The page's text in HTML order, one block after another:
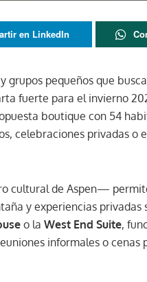
en LinkedIn
pequeños que
fuerte para el invierno
boutique con 54
celebraciones privadas o
cultural de Aspen—
y experiencias privadas
o la West End Suite,
informales o cenas